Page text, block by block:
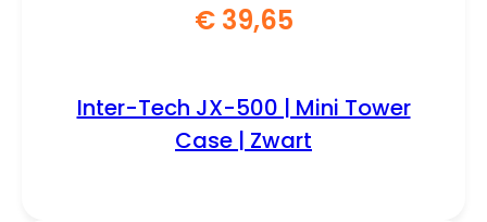
€39,65
Inter-Tech JX-500 | Mini Tower
Case | Zwart